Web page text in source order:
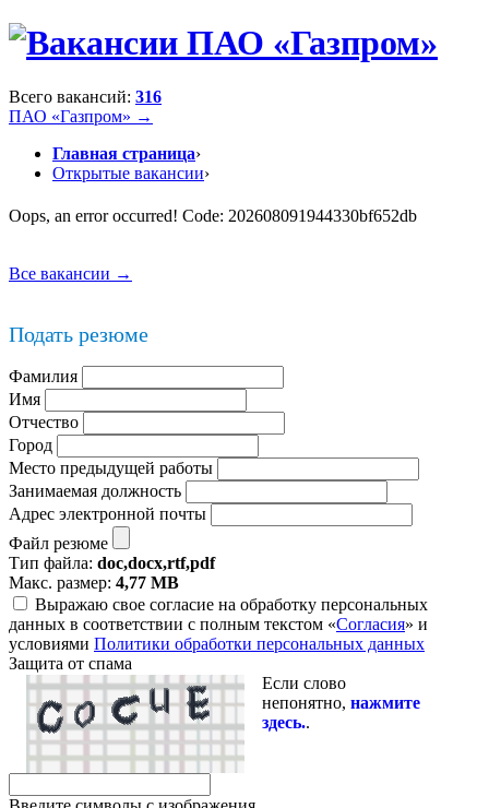
Всего вакансий: 316
ПАО «Газпром» →
Главная страница›
Открытые вакансии›
Oops, an error occurred! Code: 202608091944330bf652db
Все вакансии →
Подать резюме
Фамилия
Имя
Отчество
Город
Место предыдущей работы
Занимаемая должность
Адрес электронной почты
Файл резюме
Тип файла: doc,docx,rtf,pdf
Макс. размер: 4,77 MB
Выражаю свое согласие на обработку персональных
данных в соответствии с полным текстом «Согласия» и
условиями Политики обработки персональных данных
Защита от спама
Если слово
непонятно, нажмите
здесь..